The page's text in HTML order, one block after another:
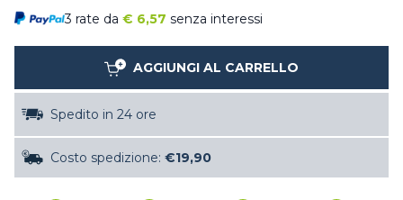
3 rate da € 6,57 senza interessi
AGGIUNGI AL CARRELLO
Spedito in 24 ore
Costo spedizione: €19,90